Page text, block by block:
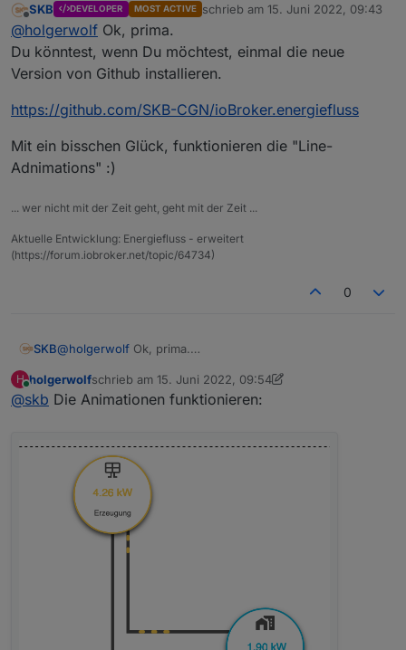
Wärmepumpe sobald der Handwerker mal Zeit hat
;-)
Offline
SKB DEVELOPER MOST ACTIVE schrieb am15. Juni 2022, 09:43
zuletzt editiert von
@holgerwolf Ok, prima.
Du könntest, wenn Du möchtest, einmal die neue
Version von Github installieren.
https://github.com/SKB-CGN/ioBroker.energiefluss
Mit ein bisschen Glück, funktionieren die "Line-
Adnimations" :)
... wer nicht mit der Zeit geht, geht mit der Zeit ...
Aktuelle Entwicklung: Energiefluss - erweitert
(https://forum.iobroker.net/topic/64734)
0
SKB@holgerwolf Ok, prima.
von Github installieren.
https://github.com/SKB-CGN/ioBroker.energiefluss
H
Online
holgerwolfschrieb am 15. Juni 2022, 09:54
zuletzt editiert von holgerwolf
@skb Die Animationen funktionieren: